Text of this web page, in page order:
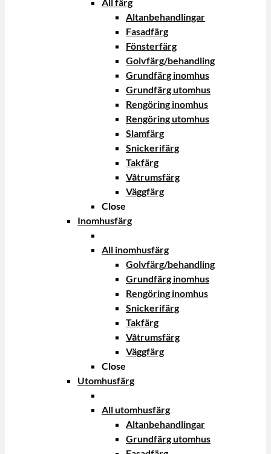
Altanbehandlingar
Fasadfärg
Fönsterfärg
Golvfärg/behandling
Grundfärg inomhus
Grundfärg utomhus
Rengöring inomhus
Rengöring utomhus
Slamfärg
Snickerifärg
Takfärg
Våtrumsfärg
Väggfärg
Close
Inomhusfärg
All inomhusfärg
Golvfärg/behandling
Grundfärg inomhus
Rengöring inomhus
Snickerifärg
Takfärg
Våtrumsfärg
Väggfärg
Close
Utomhusfärg
All utomhusfärg
Altanbehandlingar
Grundfärg utomhus